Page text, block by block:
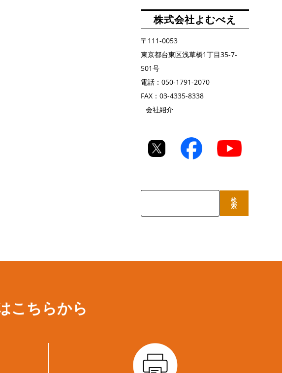
株式会社よむべえ
〒111-0053
東京都台東区浅草橋1丁目35-7-
501号
電話：050-1791-2070
FAX：03-4335-8338
会社紹介
検
索
こちらから